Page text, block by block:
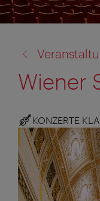
zu:
Wiener
KONZERTE